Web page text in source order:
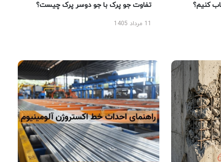
کنیم؟ تفاوت جو پرک با جو دوسر پرک چیست؟